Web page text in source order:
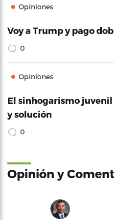
Opiniones
Voy a Trump y pago
0
Opiniones
El sinhogarismo
y solución
0
Opinión y